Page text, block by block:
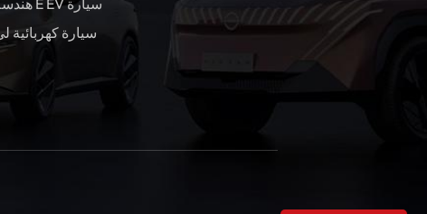
هندسة E EV سيارة
سيارة كهربائية